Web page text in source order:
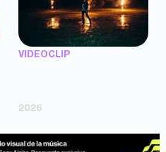
VIDEOCLIP
2026